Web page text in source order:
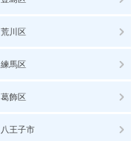
荒川区
練馬区
葛飾区
八王子市